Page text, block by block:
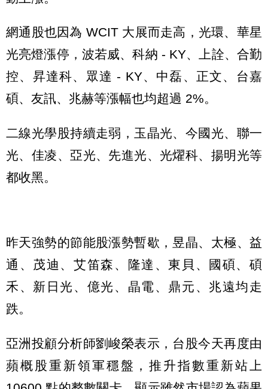
網通股也因為 WCIT 大展而走高，光環、華星
光亮燈漲停，波若威、科納 - KY、上詮、合勤
控、昇達科、眾達 - KY、中磊、正文、台嘉
碩、友訊、兆赫等漲幅也均超過 2%。
二線光學股持續走弱，玉晶光、今國光、聯一
光、佳凌、亞光、先進光、光燿科、揚明光等
都收黑。
昨天強勢的節能股漲勢暫歇，昱晶、太極、益
通、茂迪、艾笛森、隆達、東貝、國碩、碩
禾、新日光、億光、晶電、鼎元、兆遠均走
跌。
亞洲投顧分析師劉峻榮表示，台股今天再度由
蘋概股重新領軍穩盤，推升指數重新站上